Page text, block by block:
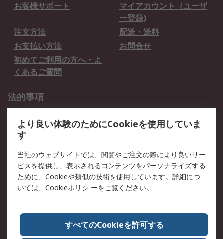
お客様サポート
マイアカウント（ユーザ
ー登録)
注文方法
配送・送料
お支払い方法
お問合せ
初めてご利用の方へ・よ
くあるご質問
法的事項
クッキーポリシー
RSについて
会社概要
採用情報
プレスリリース＆お知ら
コーポレートサイト
全世界のRS
RSの歴史
ESGへの取り組み（英語）
認証について
より良い体験のためにCookieを使用していま
す
当社のウェブサイトでは、閲覧やご注文の際により良いサー
ビスを提供し、表示されるコンテンツをパーソナライズする
ために、Cookieや類似の技術を使用しています。詳細につ
いては、 Cookieポリシ ーをご覧ください。
すべてのCookieを許可する